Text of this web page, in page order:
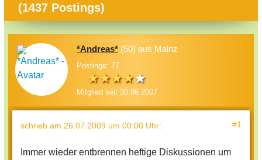
(1437 Postings)
*Andreas* (50) aus Mainz
Postings: 77
Mitglied seit 30.06.2007
schrieb am 26.07.2009 um 00:00 Uhr: #1
Immer wieder entbrennen heftige Diskussionen um